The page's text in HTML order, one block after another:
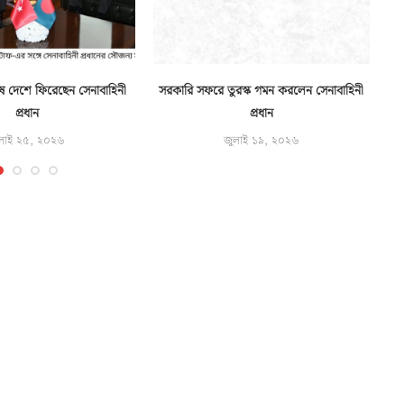
ফিরেছেন সেনাবাহিনী
প্রধান
২৫, ২০২৬
সরকারি সফরে তুরস্ক গমন করলেন সেনাবাহিনী
প্রধান
জুলাই ১৯, ২০২৬